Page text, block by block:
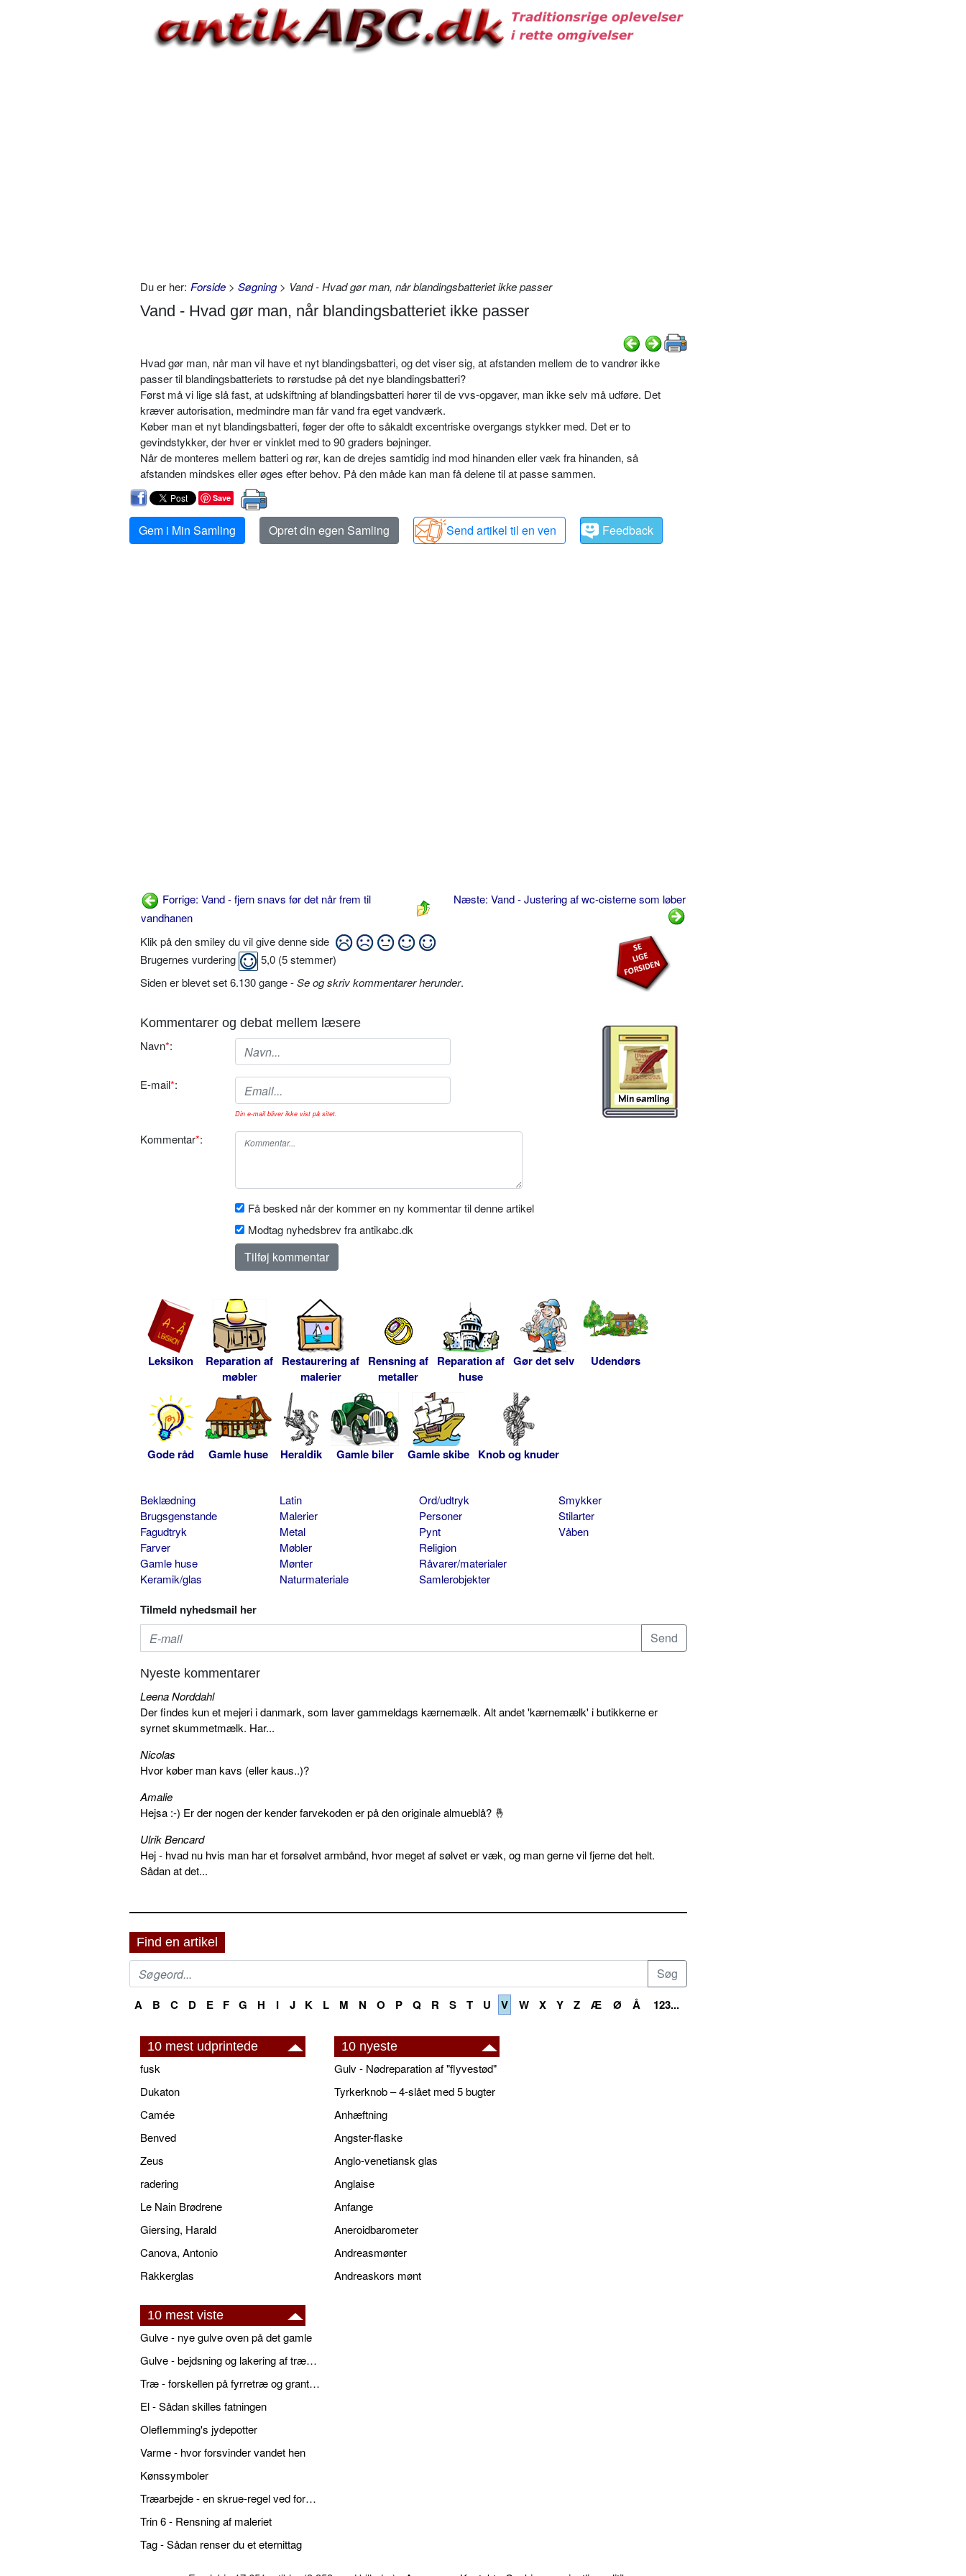
Du er her: Forside > Søgning> Vand - Hvad gør man, når blandingsbatteriet ikke passer
Vand - Hvad gør man, når blandingsbatteriet ikke passer
Hvad gør man, når man vil have et nyt blandingsbatteri, og det viser sig, at afstanden mellem de to vandrør ikke
passer til blandingsbatteriets to rørstudse på det nye blandingsbatteri?
Først må vi lige slå fast, at udskiftning af blandingsbatteri hører til de vvs-opgaver, man ikke selv må udføre. Det
kræver autorisation, medmindre man får vand fra eget vandværk.
Køber man et nyt blandingsbatteri, føger der ofte to såkaldt excentriske overgangs stykker med. Det er to
gevindstykker, der hver er vinklet med to 90 graders bøjninger.
Når de monteres mellem batteri og rør, kan de drejes samtidig ind mod hinanden eller væk fra hinanden, så
afstanden mindskes eller øges efter behov. På den måde kan man få delene til at passe sammen.
Save
Gem i Min Samling Opret din egen Samling Send artikel til en ven Feedback
Forrige: Vand - fjern snavs før det når frem til
vandhanen
Næste: Vand - Justering af wc-cisterne som løber
Klik på den smiley du vil give denne side
Brugernes vurdering
5,0 (5stemmer)
Siden er blevet set 6.130 gange -Se og skriv kommentarer herunder.
Kommentarer og debat mellem læsere
Navn*:
E-mail*:
Din e-mail bliver ikke vist på sitet.
Kommentar*:
Få besked når der kommer en ny kommentar til denne artikel
Modtag nyhedsbrev fra antikabc.dk
Leksikon
Reparation af
møbler
Restaurering af
malerier
Rensning af
metaller
Reparation af
huse
Gør det selv Udendørs
Gode råd Gamle huse Heraldik Gamle biler Gamle skibe Knob og knuder
Beklædning
Brugsgenstande
Fagudtryk
Farver
Gamle huse
Keramik/glas
Latin
Malerier
Metal
Møbler
Mønter
Naturmateriale
Ord/udtryk
Personer
Pynt
Religion
Råvarer/materialer
Samlerobjekter
Smykker
Stilarter
Våben
Tilmeld nyhedsmail her
Nyeste kommentarer
Leena Norddahl
Der findes kun et mejeri i danmark, som laver gammeldags kærnemælk. Alt andet 'kærnemælk' i butikkerne er
syrnet skummetmælk. Har...
Nicolas
Hvor køber man kavs (eller kaus..)?
Amalie
Hejsa :-) Er der nogen der kender farvekoden er på den originale almueblå? 🤞
Ulrik Bencard
Hej - hvad nu hvis man har et forsølvet armbånd, hvor meget af sølvet er væk, og man gerne vil fjerne det helt.
Sådan at det...
Find en artikel
A B C D E F G H I J K L M N O P Q R S T U V W X Y Z Æ Ø Å 123...
10 mest udprintede
fusk
Dukaton
Camée
Benved
Zeus
radering
Le Nain Brødrene
Giersing, Harald
Canova, Antonio
Rakkerglas
10 nyeste
Gulv - Nødreparation af "flyvestød"
Tyrkerknob – 4-slået med 5 bugter
Anhæftning
Angster-flaske
Anglo-venetiansk glas
Anglaise
Anfange
Aneroidbarometer
Andreasmønter
Andreaskors mønt
10 mest viste
Gulve - nye gulve oven på det gamle
Gulve - bejdsning og lakering af trægulve
Træ - forskellen på fyrretræ og grantræ
El - Sådan skilles fatningen
Oleflemming's jydepotter
Varme - hvor forsvinder vandet hen
Kønssymboler
Træarbejde - en skrue-regel ved forboring
Trin 6 - Rensning af maleriet
Tag - Sådan renser du et eternittag